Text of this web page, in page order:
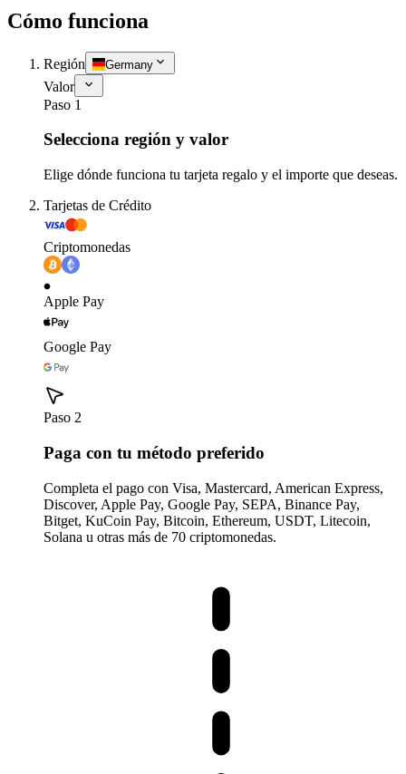
Cómo funciona
Región Germany
Valor
Paso 1
Selecciona región y valor
Elige dónde funciona tu tarjeta regalo y el importe que deseas.
Tarjetas de Crédito
Criptomonedas
Apple Pay
Google Pay
Paso 2
Paga con tu método preferido
Completa el pago con Visa, Mastercard, American Express,
Discover, Apple Pay, Google Pay, SEPA, Binance Pay,
Bitget, KuCoin Pay, Bitcoin, Ethereum, USDT, Litecoin,
Solana u otras más de 70 criptomonedas.